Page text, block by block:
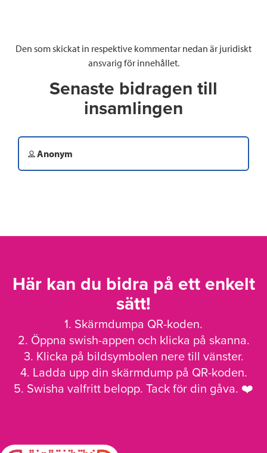
Den som skickat in respektive kommentar nedan är juridiskt
ansvarig för innehållet.
Senaste bidragen till
insamlingen
Anonym
Här kan du bidra på ett enkelt
sätt!
1. Skärmdumpa QR-koden.
2. Öppna swish-appen och klicka på skanna.
3. Klicka på bildsymbolen nere till vänster.
4. Ladda upp din skärmdump på QR-koden.
5. Swisha valfritt belopp. Tack för din gåva. ❤️